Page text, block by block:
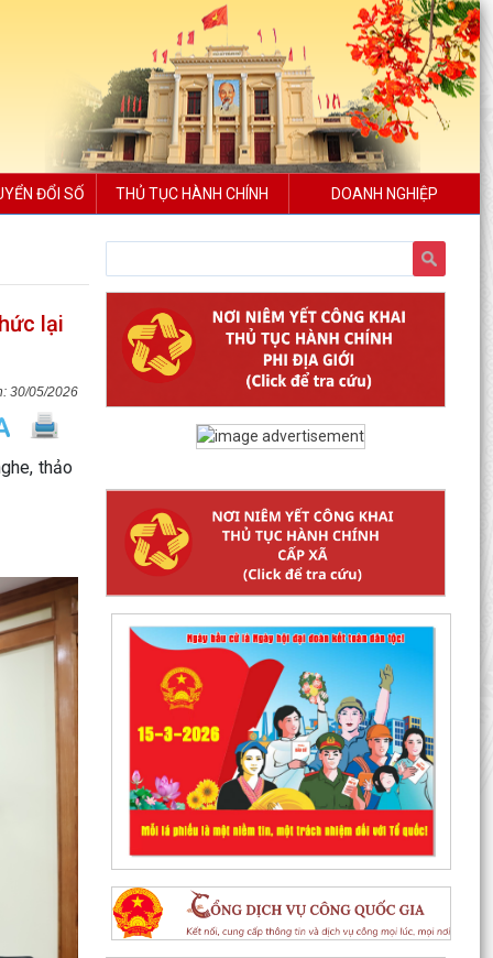
ĐỔI SỐ THỦ TỤC HÀNH CHÍNH DOANH NGHIỆP
lại
30/05/2026
thảo